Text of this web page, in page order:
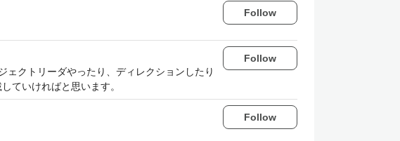
Follow
クトリーダやったり、ディレクションしたり
ていければと思います。
Follow
Follow